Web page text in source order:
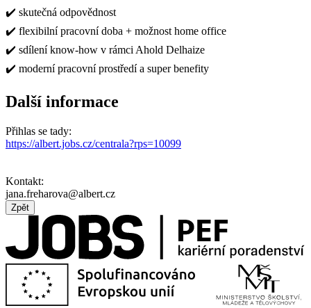
✔️ skutečná odpovědnost
✔️ flexibilní pracovní doba + možnost home office
✔️ sdílení know-how v rámci Ahold Delhaize
✔️ moderní pracovní prostředí a super benefity
Další informace
Přihlas se tady:
https://albert.jobs.cz/centrala?rps=10099
Kontakt:
jana.freharova@albert.cz
Zpět